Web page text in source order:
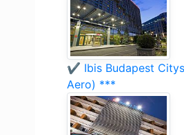
✔️ Ibis Budapest
Aero) ***